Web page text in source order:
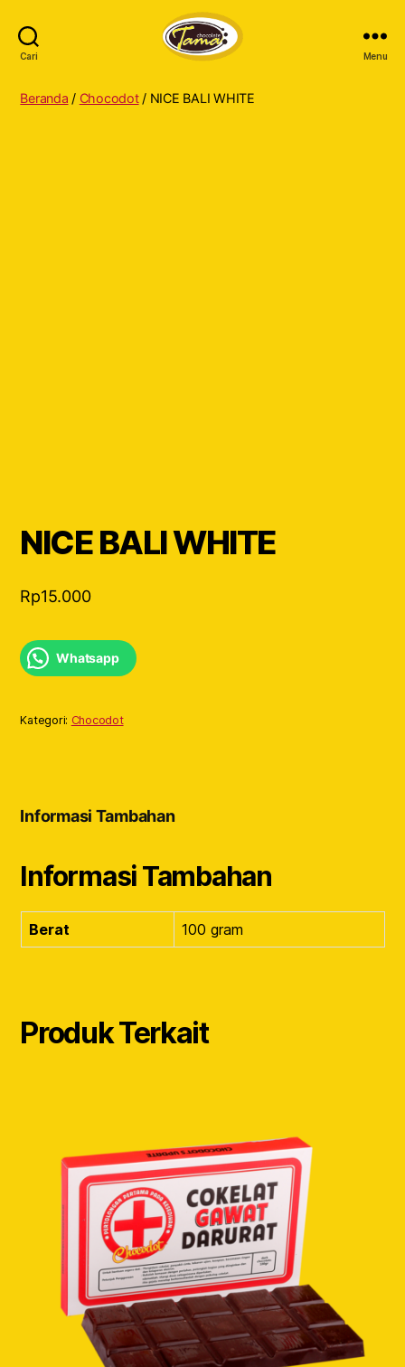
Cari
Cokelat
Menu
Beranda / Chocodot/ NICE BALI WHITE
NICE BALI WHITE
Rp15.000
Whatsapp
Kategori: Chocodot
Informasi Tambahan
Informasi Tambahan
Berat 100 gram
Produk Terkait